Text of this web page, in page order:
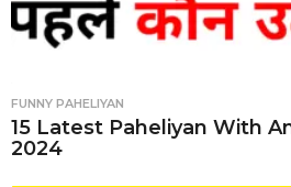
FUNNY PAHELIYAN
15 Latest Paheliyan With
2024